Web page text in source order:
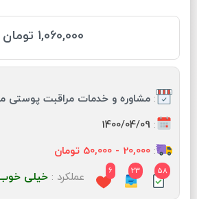
1,060,000 تومان
: مشاوره و خدمات مراقبت پوستی
:
1400/04/09
: 20,000 - 50,000 تومان
58
23
6 عملکرد : خیلی